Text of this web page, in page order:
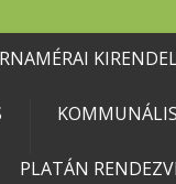
PLATÁN